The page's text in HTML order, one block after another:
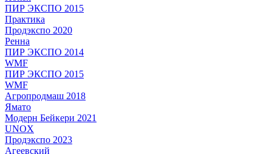
ПИР ЭКСПО 2015
Практика
Продэкспо 2020
Ренна
ПИР ЭКСПО 2014
WMF
ПИР ЭКСПО 2015
WMF
Агропродмаш 2018
Ямато
Модерн Бейкери 2021
UNOX
Продэкспо 2023
Агеевский